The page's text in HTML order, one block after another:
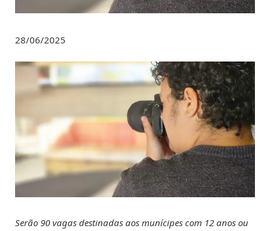
28/06/2025
Serão 90 vagas destinadas aos munícipes com 12 anos ou